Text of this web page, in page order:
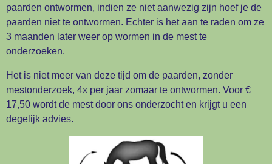
paarden ontwormen, indien ze niet aanwezig zijn hoef je de
paarden niet te ontwormen. Echter is het aan te raden om ze
3 maanden later weer op wormen in de mest te
onderzoeken.
Het is niet meer van deze tijd om de paarden, zonder
mestonderzoek, 4x per jaar zomaar te ontwormen. Voor €
17,50 wordt de mest door ons onderzocht en krijgt u een
degelijk advies.